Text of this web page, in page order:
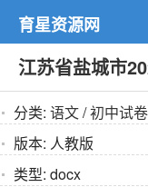
育星资源网
江苏省盐城市
分类: 语文/初中试卷
版本: 人教版
类型: docx